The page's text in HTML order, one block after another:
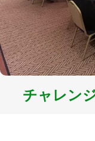
チャレン